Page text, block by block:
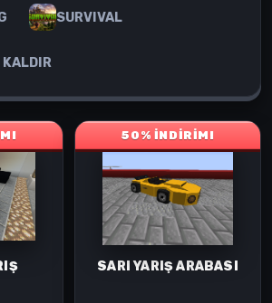
SURVIVAL
50% İNDİRİM!
SARI YARIŞ ARABASI